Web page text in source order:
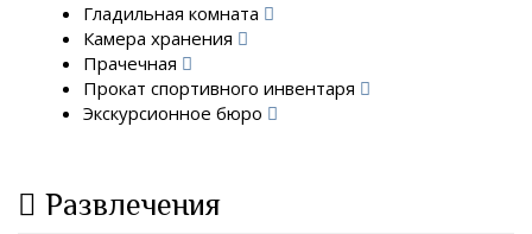
Гладильная комната
Камера хранения
Прачечная
Прокат спортивного инвентаря
Экскурсионное бюро
Развлечения